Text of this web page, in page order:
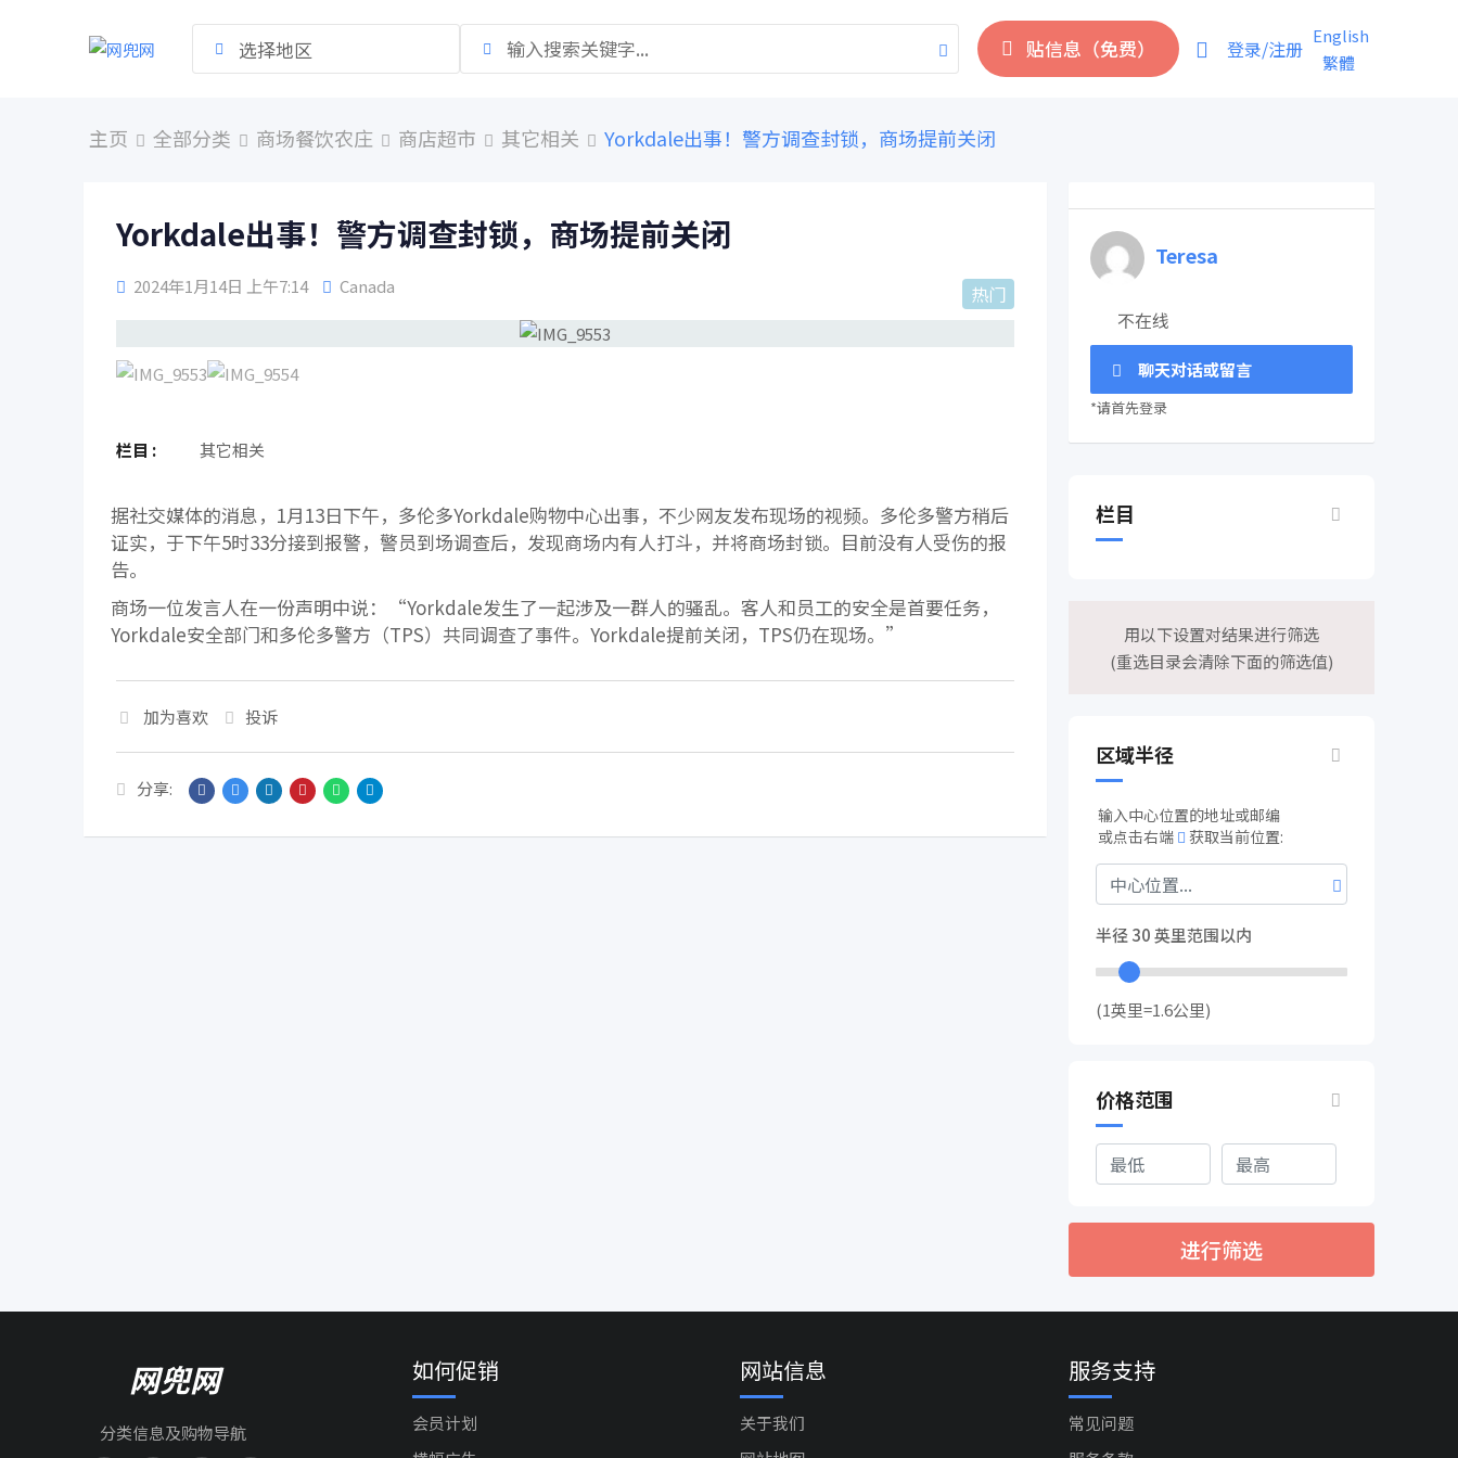
选择地区 贴信息（免费） 登录/注册
English
繁體
主页 全部分类 商场餐饮农庄 商店超市 其它相关 Yorkdale出事！警方调查封锁，商场提前关闭
Yorkdale出事！警方调查封锁，商场提前关闭
2024年1月14日 上午7:14 Canada 热门
栏目 : 其它相关
据社交媒体的消息，1月13日下午，多伦多Yorkdale购物中心出事，不少网友发布现场的视频。多伦多警方稍后
证实，于下午5时33分接到报警，警员到场调查后，发现商场内有人打斗，并将商场封锁。目前没有人受伤的报
告。
商场一位发言人在一份声明中说：“Yorkdale发生了一起涉及一群人的骚乱。客人和员工的安全是首要任务，
Yorkdale安全部门和多伦多警方（TPS）共同调查了事件。Yorkdale提前关闭，TPS仍在现场。”
加为喜欢 投诉
分享:
Teresa
不在线
聊天对话或留言
*请首先登录
栏目
用以下设置对结果进行筛选
(重选目录会清除下面的筛选值)
区域半径
输入中心位置的地址或邮编
或点击右端
获取当前位置:
半径30英里范围以内
(1英里=1.6公里)
价格范围
进行筛选
网兜网
分类信息及购物导航
如何促销
会员计划
网站信息
关于我们
服务支持
常见问题